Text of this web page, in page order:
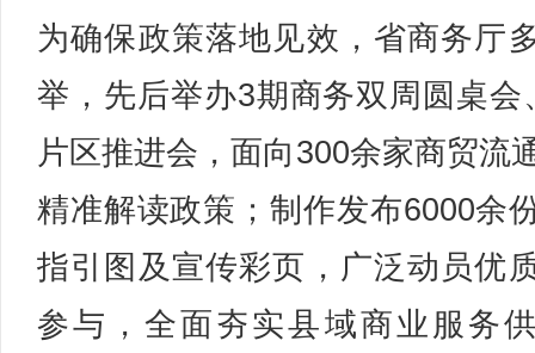
为确保政策落地见效，省商务厅
举，先后举办3期商务双周圆桌会
片区推进会，面向300余家商贸流
精准解读政策；制作发布6000余
指引图及宣传彩页，广泛动员优
参与，全面夯实县域商业服务